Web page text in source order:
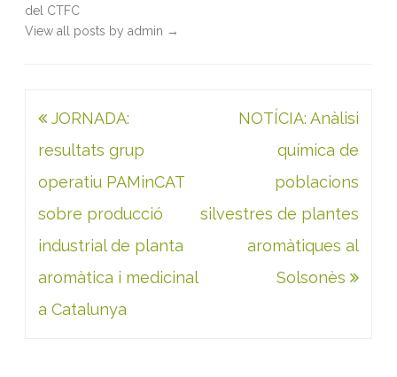
del CTFC
View all posts by admin →
Navegació
d'entrades
JORNADA:
resultats grup
operatiu PAMinCAT
sobre producció
industrial de planta
aromàtica i medicinal
a Catalunya
NOTÍCIA: Anàlisi
química de
poblacions
silvestres de plantes
aromàtiques al
Solsonès